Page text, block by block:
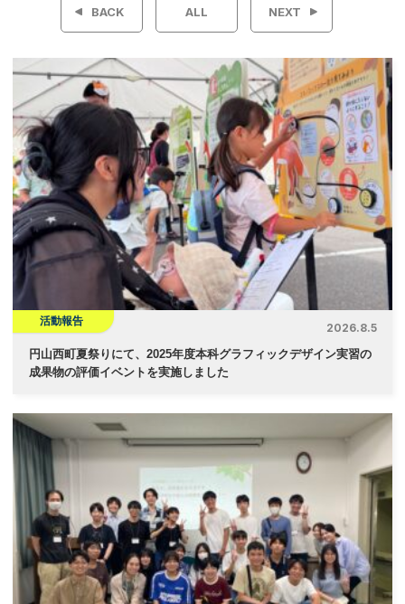
ビ
ゲ
ー
シ
ョ
ン
BACK ALL NEXT
活動報告
2026.8.5
円山西町夏祭りにて、2025年度本科グラフィックデザイン実習の
成果物の評価イベントを実施しました